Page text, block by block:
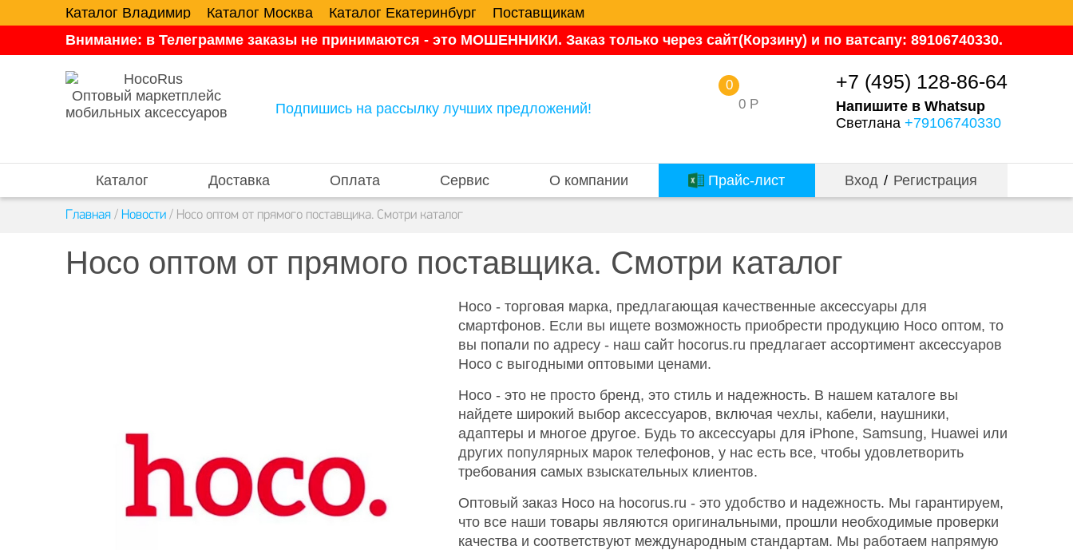
Каталог Владимир Каталог Москва Каталог Екатеринбург
Поставщикам
Внимание: в Телеграмме заказы не принимаются - это МОШЕННИКИ. Заказ только через сайт(Корзину) и по ватсапу: 89106740330.
Оптовый маркетплейс
мобильных аксессуаров
Подпишись на рассылку лучших предложений! 0 Р
0 +7 (495) 128-86-64
Напишите в Whatsup
Светлана +79106740330
Каталог Доставка Оплата Сервис О компании Прайс-лист Вход / Регистрация
Главная / Новости / Hoco оптом от прямого поставщика. Смотри каталог
Hoco оптом от прямого поставщика. Смотри каталог
Hoco - торговая марка, предлагающая качественные аксессуары для
смартфонов. Если вы ищете возможность приобрести продукцию Hoco оптом, то
вы попали по адресу - наш сайт hocorus.ru предлагает ассортимент аксессуаров
Hoco с выгодными оптовыми ценами.
Hoco - это не просто бренд, это стиль и надежность. В нашем каталоге вы
найдете широкий выбор аксессуаров, включая чехлы, кабели, наушники,
адаптеры и многое другое. Будь то аксессуары для iPhone, Samsung, Huawei или
других популярных марок телефонов, у нас есть все, чтобы удовлетворить
требования самых взыскательных клиентов.
Оптовый заказ Hoco на hocorus.ru - это удобство и надежность. Мы гарантируем,
что все наши товары являются оригинальными, прошли необходимые проверки
качества и соответствуют международным стандартам. Мы работаем напрямую